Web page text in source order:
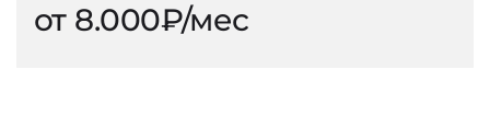
от 8.000₽/мес